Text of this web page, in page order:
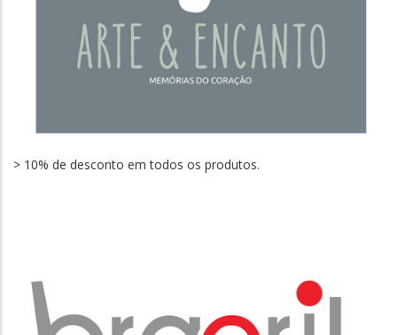
> 10% de desconto em todos os produtos.